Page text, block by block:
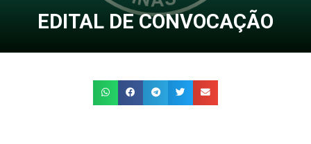
EDITAL DE CONVOCAÇÃO